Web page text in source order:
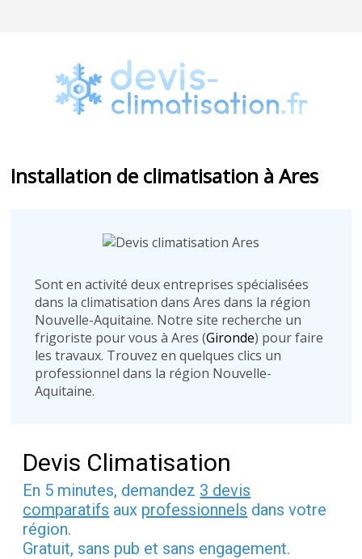
Installation de climatisation à Ares
Sont en activité deux entreprises spécialisées
dans la climatisation dans Ares dans la région
Nouvelle-Aquitaine. Notre site recherche un
frigoriste pour vous à Ares (Gironde) pour faire
les travaux. Trouvez en quelques clics un
professionnel dans la région Nouvelle-
Aquitaine.
Devis Climatisation
En 5 minutes, demandez 3 devis
comparatifs aux professionnels dans votre
région.
Gratuit, sans pub et sans engagement.